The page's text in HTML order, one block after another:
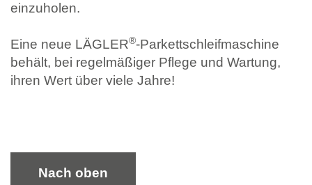
einzuholen.
Eine neue LÄGLER®-Parkettschleifmaschine
behält, bei regelmäßiger Pflege und Wartung,
ihren Wert über viele Jahre!
Nach oben